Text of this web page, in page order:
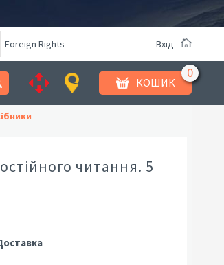
Foreign Rights Вхід
КОШИК
читання. 5